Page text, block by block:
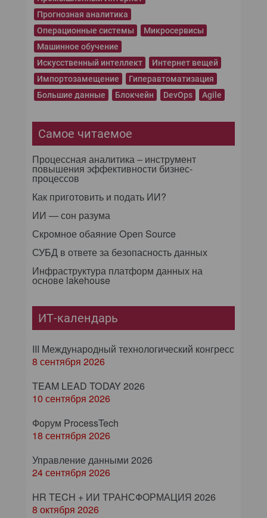
Прогнозная аналитика
Операционные системы
Микросервисы
Машинное обучение
Искусственный интеллект
Интернет вещей
Импортозамещение
Гиперавтоматизация
Большие данные
Блокчейн DevOps Agile
Самое читаемое
Процессная аналитика – инструмент
повышения эффективности бизнес-
процессов
Как приготовить и подать ИИ?
ИИ — сон разума
Скромное обаяние Open Source
СУБД в ответе за безопасность данных
Инфраструктура платформ данных на
основе lakehouse
ИТ-календарь
III Международный технологический конгресс
8 сентября 2026
TEAM LEAD TODAY 2026
10 сентября 2026
Форум ProcessTech
18 сентября 2026
Управление данными 2026
24 сентября 2026
HR TECH + ИИ ТРАНСФОРМАЦИЯ 2026
8 октября 2026